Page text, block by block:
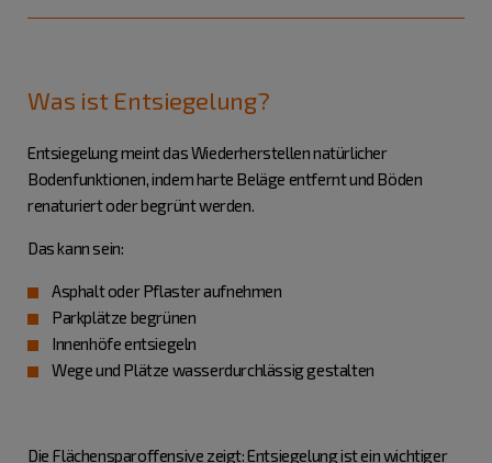
Was ist Entsiegelung?
Entsiegelung meint das Wiederherstellen natürlicher
Bodenfunktionen, indem harte Beläge entfernt und Böden
renaturiert oder begrünt werden.
Das kann sein:
Asphalt oder Pflaster aufnehmen
Parkplätze begrünen
Innenhöfe entsiegeln
Wege und Plätze wasserdurchlässig gestalten
Die Flächensparoffensive zeigt: Entsiegelung ist ein wichtiger